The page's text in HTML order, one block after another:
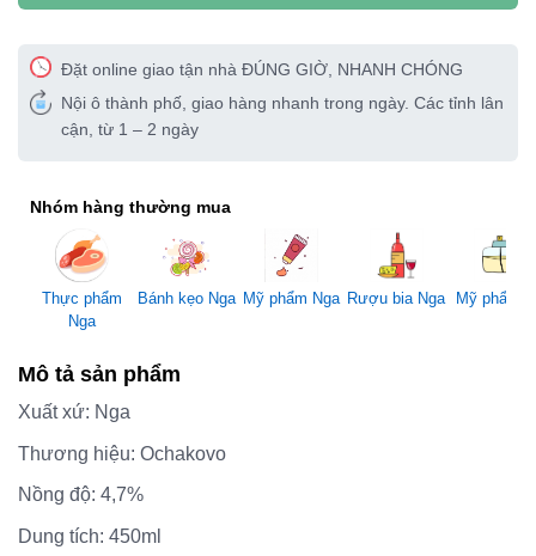
Đặt online giao tận nhà ĐÚNG GIỜ, NHANH CHÓNG
Nội ô thành phố, giao hàng nhanh trong ngày. Các tỉnh lân
cận, từ 1 – 2 ngày
Nhóm hàng thường mua
Thực phẩm
Nga
Bánh kẹo Nga Mỹ phẩm Nga Rượu bia Nga Mỹ phẩm
Mô tả sản phẩm
Xuất xứ: Nga
Thương hiệu: Ochakovo
Nồng độ: 4,7%
Dung tích: 450ml